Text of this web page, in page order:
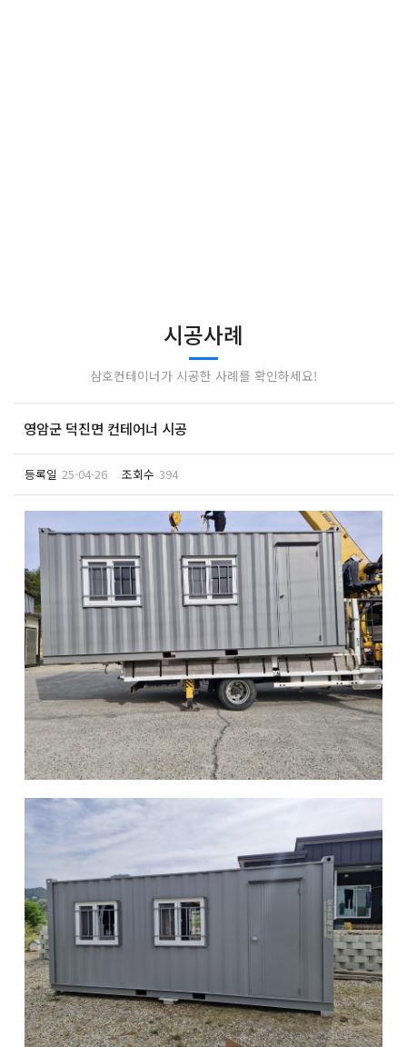
시공사례
삼호컨테이너가 시공한 사례를 확인하세요!
영암군 덕진면 컨테어너 시공
등록일 25-04-26 조회수 394